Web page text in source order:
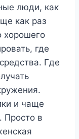
люди, как
как раз
хорошего
где
Где
и чаще
Просто в